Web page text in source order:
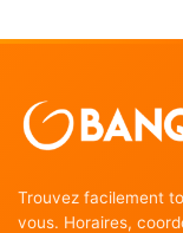
Trouvez facilement
vous. Horaires,